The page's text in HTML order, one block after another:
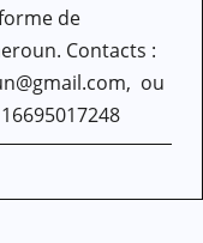
de
Contacts :
ou